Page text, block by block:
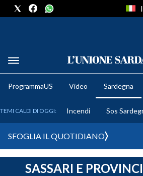
METEO
CRONACA SARDEGNA
ProgrammaUS Video Sardegna
TEMI CALDI DI OGGI: Incendi Sos
SFOGLIA IL QUOTIDIANO
SASSARI E